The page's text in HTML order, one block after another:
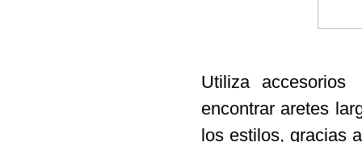
Utiliza accesorios
encontrar aretes
los estilos, gracias